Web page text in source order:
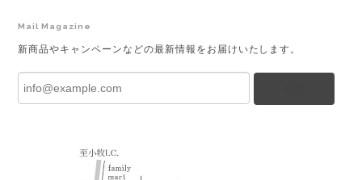
Mail Magazine
新商品やキャンペーンなどの最新情報をお届けいたします。